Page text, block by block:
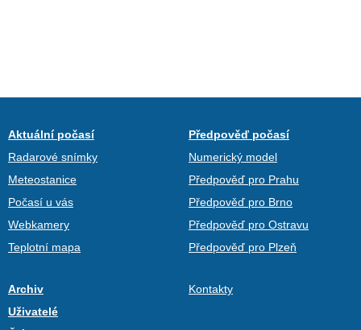
Aktuální počasí
Radarové snímky
Meteostanice
Počasí u vás
Webkamery
Teplotní mapa
Předpověď počasí
Numerický model
Předpověď pro Prahu
Předpověď pro Brno
Předpověď pro Ostravu
Předpověď pro Plzeň
Archiv
Uživatelé
Kontakty